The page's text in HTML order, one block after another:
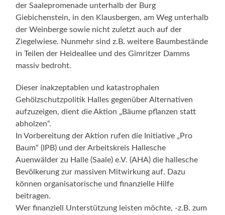
der Saalepromenade unterhalb der Burg
Giebichenstein, in den Klausbergen, am Weg unterhalb
der Weinberge sowie nicht zuletzt auch auf der
Ziegelwiese. Nunmehr sind z.B. weitere Baumbestände
in Teilen der Heideallee und des Gimritzer Damms
massiv bedroht.
Dieser inakzeptablen und katastrophalen
Gehölzschutzpolitik Halles gegenüber Alternativen
aufzuzeigen, dient die Aktion „Bäume pflanzen statt
abholzen“.
In Vorbereitung der Aktion rufen die Initiative „Pro
Baum“ (IPB) und der Arbeitskreis Hallesche
Auenwälder zu Halle (Saale) e.V. (AHA) die hallesche
Bevölkerung zur massiven Mitwirkung auf. Dazu
können organisatorische und finanzielle Hilfe
beitragen.
Wer finanziell Unterstützung leisten möchte, -z.B. zum